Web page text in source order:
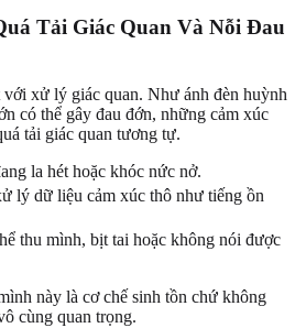
Tải Giác Quan Và Nỗi Đau
xử lý giác quan. Như ánh đèn huỳnh
có thể gây đau đớn, những cảm xúc
tải giác quan tương tự.
la hét hoặc khóc nức nở.
lý dữ liệu cảm xúc thô như tiếng ồn
thu mình, bịt tai hoặc không nói được
này là cơ chế sinh tồn chứ không
cùng quan trọng.